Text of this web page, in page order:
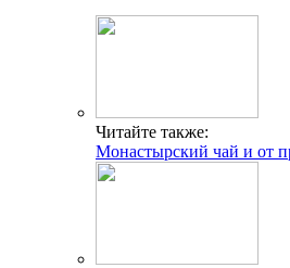
Читайте также:
Монастырский чай и от